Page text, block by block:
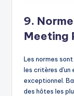
9.
Meeting
Les normes
les critères d'un
exceptionnel.
des hôtes les